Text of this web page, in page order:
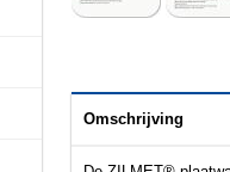
Omschrijving